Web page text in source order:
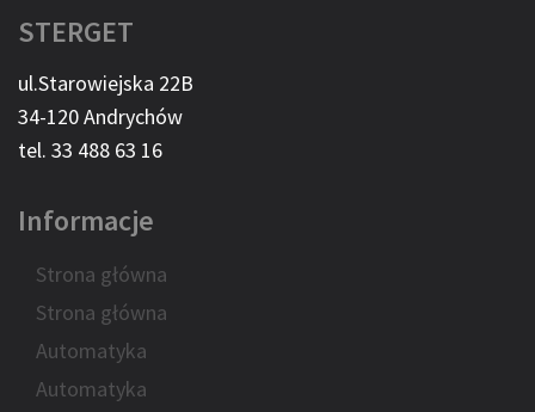
STERGET
ul.Starowiejska 22B
34-120 Andrychów
tel. 33 488 63 16
Informacje
Strona główna
Strona główna
Automatyka
Automatyka